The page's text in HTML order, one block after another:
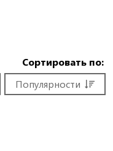
Сортировать по:
Популярности